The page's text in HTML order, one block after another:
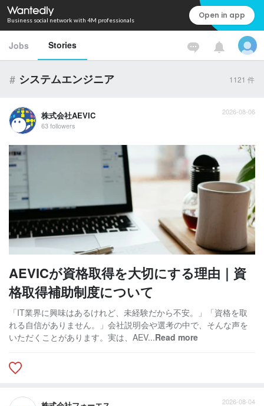
Business social network with 4M professionals Open in app
Jobs Stories
# システムエンジニア 1121 件
株式会社AEVIC
63 followers
2026-08-06
AEVICが資格取得を大切にする理由｜資
格取得補助制度について
「IT業界に興味はあるけれど、未経験だから不安。」「資格を取
れる自信がありません。」会社説明会や選考の中で、そんな声を
いただくことがあります。実は、AEV...Read more
2026-08-04